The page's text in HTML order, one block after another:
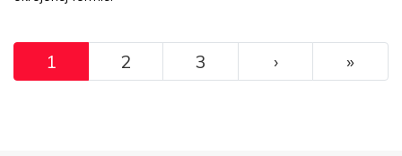
Pagination
1 2 3 ››› »